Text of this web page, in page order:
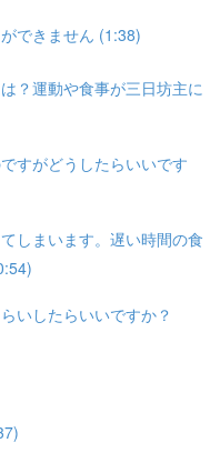
できません (1:38)
？運動や食事が三日坊主に
すがどうしたらいいです
しまいます。遅い時間の食
いしたらいいですか？